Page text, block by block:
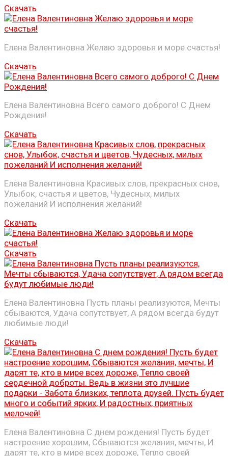
Скачать
Елена Валентиновна Желаю здоровья и море счастья!
Скачать
Елена Валентиновна Всего самого доброго! С Днем
Рождения!
Скачать
Елена Валентиновна Красивых слов, прекрасных снов,
Улыбок, счастья и цветов, Чудесных, милых
пожеланий И исполнения желаний!
Скачать
Скачать
Елена Валентиновна Пусть планы реализуются, Мечты
сбываются, Удача сопутствует, А рядом всегда будут
любимые люди!
Скачать
Елена Валентиновна С днем рождения! Пусть будет
настроение хорошим, Сбываются желания, мечты, И
дарят те, кто в мире всех дороже, Тепло своей